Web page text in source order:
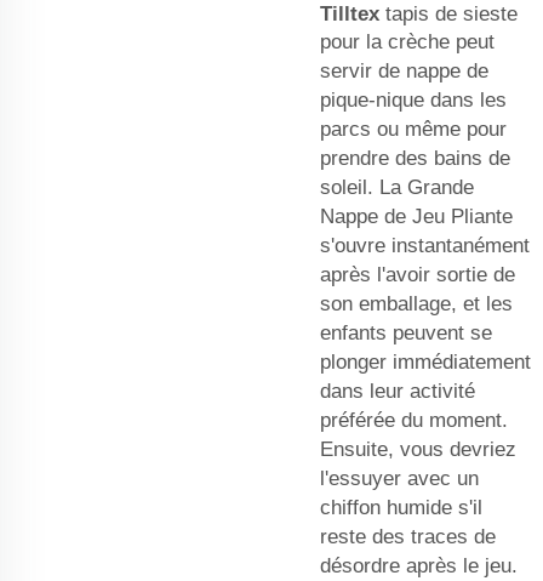
Tilltex tapis de sieste
pour la crèche peut
servir de nappe de
pique-nique dans les
parcs ou même pour
prendre des bains de
soleil. La Grande
Nappe de Jeu Pliante
s'ouvre instantanément
après l'avoir sortie de
son emballage, et les
enfants peuvent se
plonger immédiatement
dans leur activité
préférée du moment.
Ensuite, vous devriez
l'essuyer avec un
chiffon humide s'il
reste des traces de
désordre après le jeu.